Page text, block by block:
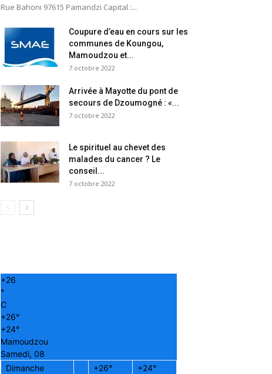
Rue Bahoni 97615 Pamandzi Capital :...
Coupure d’eau en cours sur les
communes de Koungou,
Mamoudzou et...
7 octobre 2022
Arrivée à Mayotte du pont de
secours de Dzoumogné : «...
7 octobre 2022
Le spirituel au chevet des
malades du cancer ? Le
conseil...
7 octobre 2022
+26
°
C
+26°
+24°
Mamoudzou
Samedi, 08
Dimanche
+26° +24°